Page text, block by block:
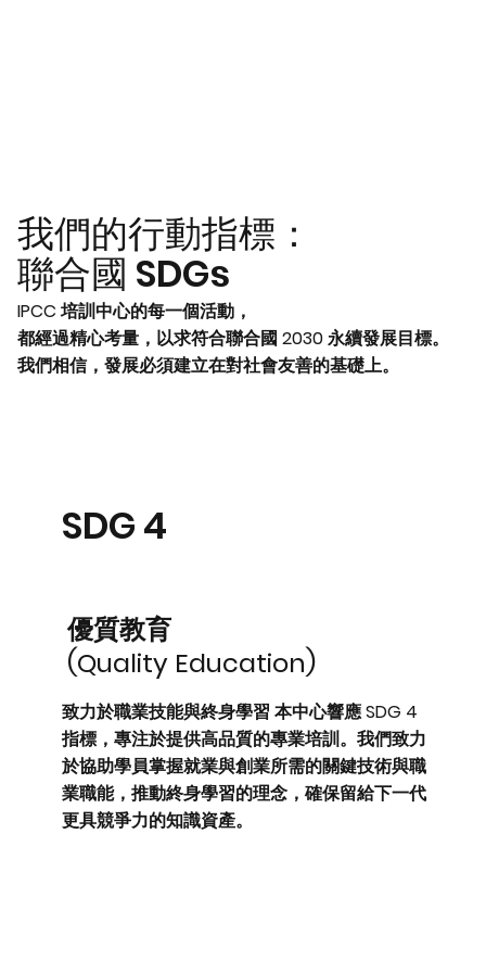
我們的行動指標：
聯合國 SDGs
IPCC 培訓中心的每一個活動，
都經過精心考量，以求符合聯合國 2030 永續發展目標。
我們相信，發展必須建立在對社會友善的基礎上。
SDG​ 4
優質教育
(Quality Education)
致力於職業技能與終身學習 本中心響應 SDG 4
指標，專注於提供高品質的專業培訓。我們致力
於協助學員掌握就業與創業所需的關鍵技術與職
業職能，推動終身學習的理念，確保留給下一代
更具競爭力的知識資產。